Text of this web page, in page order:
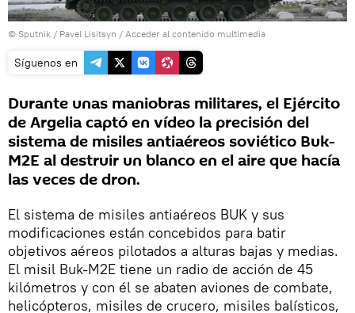
© Sputnik / Pavel Lisitsyn / Acceder al contenido multimedia
Síguenos en
Durante unas maniobras militares, el Ejército
de Argelia captó en vídeo la precisión del
sistema de misiles antiaéreos soviético Buk-
M2E al destruir un blanco en el aire que hacía
las veces de dron.
El sistema de misiles antiaéreos BUK y sus
modificaciones están concebidos para batir
objetivos aéreos pilotados a alturas bajas y medias.
El misil Buk-M2E tiene un radio de acción de 45
kilómetros y con él se abaten aviones de combate,
helicópteros, misiles de crucero, misiles balísticos,